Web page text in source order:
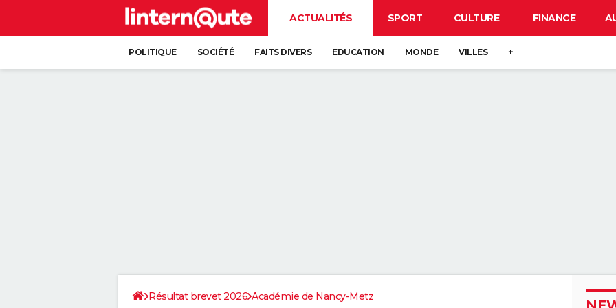
ACTUALITÉS SPORT CULTURE FINANCE
POLITIQUE SOCIÉTÉ FAITS DIVERS EDUCATION MONDE VILLES +
Résultat brevet 2026 Académie de Nancy-Metz